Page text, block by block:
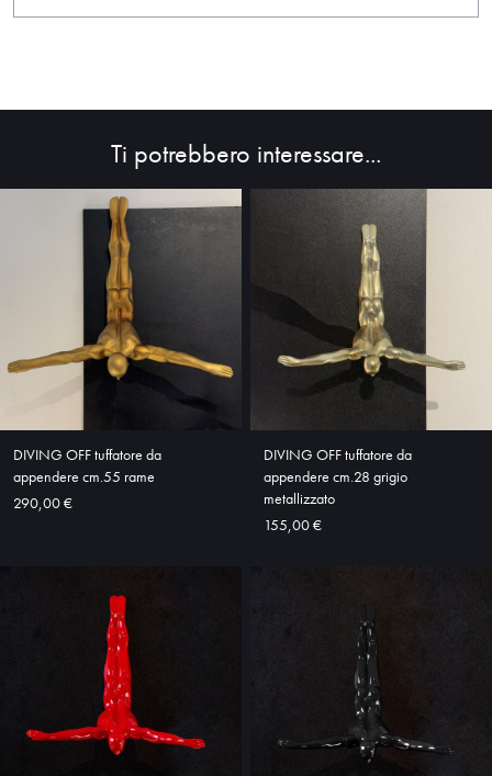
ABOUT
SHOP
Ti potrebbero interessare...
DIVING OFF tuffatore da
appendere cm.55 rame
290,00 €
DIVING OFF tuffatore da
appendere cm.28 grigio
metallizzato
155,00 €